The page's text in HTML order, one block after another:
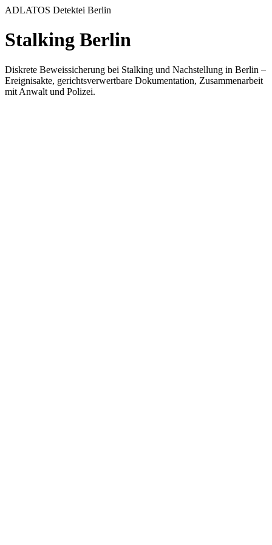
ADLATOS Detektei Berlin
Stalking Berlin
Diskrete Beweissicherung bei Stalking und Nachstellung in Berlin –
Ereignisakte, gerichtsverwertbare Dokumentation, Zusammenarbeit
mit Anwalt und Polizei.